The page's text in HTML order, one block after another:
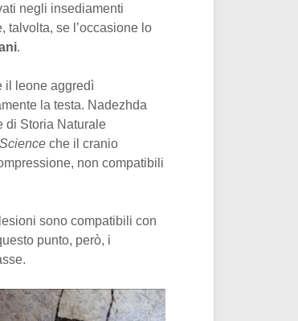
negli insediamenti
talvolta, se l’occasione lo
.
il leone aggredì
la testa. Nadezhda
di Storia Naturale
che il cranio
non compatibili
sono compatibili con
punto, però, i